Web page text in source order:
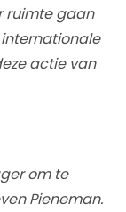
ruimte gaan
actie van
om te
Pieneman.